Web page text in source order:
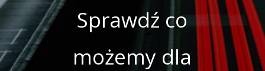
Sprawdź co
możemy dla